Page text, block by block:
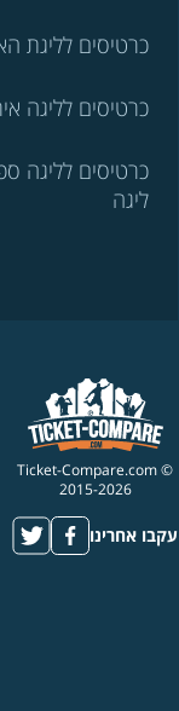
כרטיסים לליגת
כרטיסים לליגה
כרטיסים לליגה
ליגה
© Ticket-Compare.com
2015-2026
עקבו אחרינו